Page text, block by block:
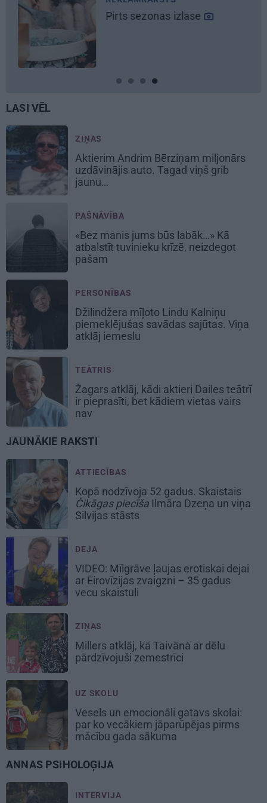
izlase
Škoda maina
LASI VĒL
ZIŅAS
Aktierim Andrim Bērziņam miljonārs
uzdāvinājis auto. Tagad viņš grib
jaunu…
PAŠNĀVĪBA
«Bez manis jums būs labāk…» Kā
atbalstīt tuvinieku krīzē, neizdegot
pašam
PERSONĪBAS
Džilindžera mīļoto Lindu Kalniņu
piemeklējušas savādas sajūtas. Viņa
atklāj iemeslu
TEĀTRIS
Žagars atklāj, kādi aktieri Dailes teātrī
ir pieprasīti, bet kādiem vietas vairs
nav
JAUNĀKIE RAKSTI
ATTIECĪBAS
Kopā nodzīvoja 52 gadus. Skaistais
Čikāgas piecīša Ilmāra Dzeņa un viņa
Silvijas stāsts
DEJA
VIDEO: Mīlgrāve ļaujas erotiskai dejai
ar Eirovīzijas zvaigzni – 35 gadus
vecu skaistuli
ZIŅAS
Millers atklāj, kā Taivānā ar dēlu
pārdzīvojuši zemestrīci
UZ SKOLU
Vesels un emocionāli gatavs skolai:
par ko vecākiem jāparūpējas pirms
mācību gada sākuma
ANNAS PSIHOLOĢIJA
INTERVIJA